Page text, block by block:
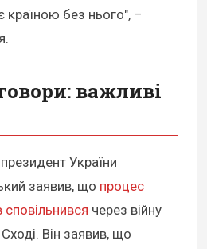
країною без нього", –
важливі
України
заявив, що процес
сповільнився через війну
Він заявив, що